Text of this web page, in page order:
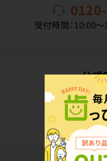
受付時間：10:00
公式